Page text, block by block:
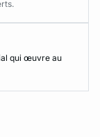
qui œuvre au